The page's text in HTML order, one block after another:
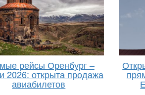
рейсы Оренбург –
2026: открыта продажа
авиабилетов